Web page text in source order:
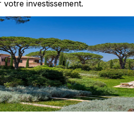
investissement.